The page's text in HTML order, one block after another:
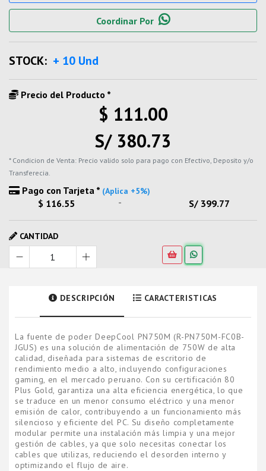
Coordinar Por
STOCK: + 10 Und
Precio del Producto *
$ 111.00
S/ 380.73
* Condicion de Venta: Precio valido solo para pago con Efectivo, Deposito y/o
Transferecia.
Pago con Tarjeta * (Aplica +5%)
$ 116.55 - S/ 399.77
CANTIDAD
DESCRIPCIÓN CARACTERISTICAS
La fuente de poder DeepCool PN750M (R-PN750M-FC0B-
JGUS) es una solución de alimentación de 750W de alta
calidad, diseñada para sistemas de escritorio de
rendimiento medio a alto, incluyendo configuraciones
gaming, en el mercado peruano. Con su certificación 80
Plus Gold, garantiza una alta eficiencia energética, lo que
se traduce en un menor consumo eléctrico y una menor
emisión de calor, contribuyendo a un funcionamiento más
silencioso y eficiente del PC. Su diseño completamente
modular permite una instalación más limpia y una mejor
gestión de cables, ya que solo necesitas conectar los
cables que utilizas, reduciendo el desorden interno y
optimizando el flujo de aire.